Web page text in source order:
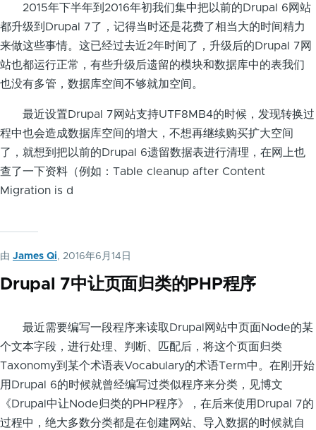
2015年下半年到2016年初我们集中把以前的Drupal 6网站
都升级到Drupal 7了，记得当时还是花费了相当大的时间精力
来做这些事情。这已经过去近2年时间了，升级后的Drupal 7网
站也都运行正常，有些升级后遗留的模块和数据库中的表我们
也没有多管，数据库空间不够就加空间。
最近设置Drupal 7网站支持UTF8MB4的时候，发现转换过
程中也会造成数据库空间的增大，不想再继续购买扩大空间
了，就想到把以前的Drupal 6遗留数据表进行清理，在网上也
查了一下资料（例如：Table cleanup after Content
Migration is d
由 James Qi, 2016年6月14日
Drupal 7中让页面归类的PHP程序
最近需要编写一段程序来读取Drupal网站中页面Node的某
个文本字段，进行处理、判断、匹配后，将这个页面归类
Taxonomy到某个术语表Vocabulary的术语Term中。在刚开始
用Drupal 6的时候就曾经编写过类似程序来分类，见博文
《Drupal中让Node归类的PHP程序》，在后来使用Drupal 7的
过程中，绝大多数分类都是在创建网站、导入数据的时候就自